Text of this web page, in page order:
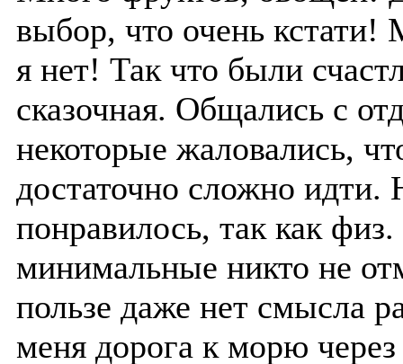
выбор, что очень
я нет! Так что были
сказочная. Общались с
некоторые жаловались,
достаточно сложно идти.
понравилось, так как физ.
минимальные никто не
пользе даже нет смысла
меня дорога к морю